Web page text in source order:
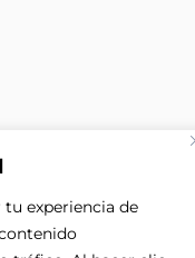
experiencia de